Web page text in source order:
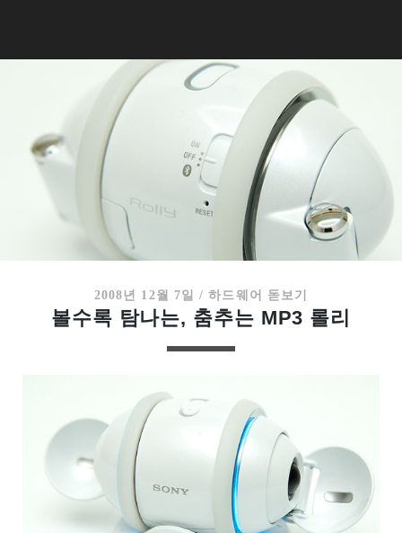
2008년 12월 7일 /하드웨어 돋보기
볼수록 탐나는, 춤추는 MP3 롤리